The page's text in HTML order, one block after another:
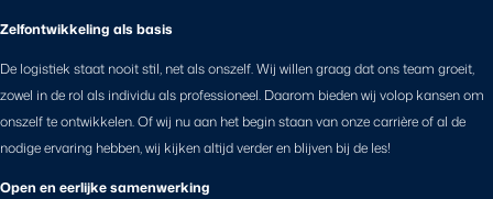
Zelfontwikkeling als basis
De logistiek staat nooit stil, net als onszelf. Wij willen graag dat ons team groeit,
zowel in de rol als individu als professioneel. Daarom bieden wij volop kansen om
onszelf te ontwikkelen. Of wij nu aan het begin staan van onze carrière of al de
nodige ervaring hebben, wij kijken altijd verder en blijven bij de les!
Open en eerlijke samenwerking